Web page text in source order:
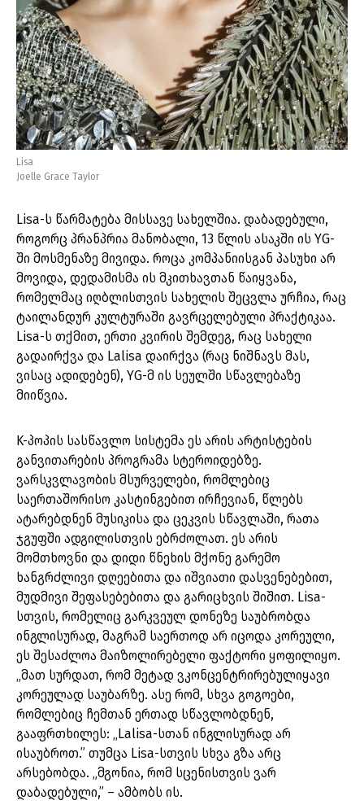
Lisa
Joelle Grace Taylor
Lisa-ს წარმატება მისსავე სახელშია. დაბადებული,
როგორც პრანპრია მანობალი, 13 წლის ასაკში ის YG-
ში მოსმენაზე მივიდა. როცა კომპანიისგან პასუხი არ
მოვიდა, დედამისმა ის მკითხავთან წაიყვანა,
რომელმაც იღბლისთვის სახელის შეცვლა ურჩია, რაც
ტაილანდურ კულტურაში გავრცელებული პრაქტიკაა.
Lisa-ს თქმით, ერთი კვირის შემდეგ, რაც სახელი
გადაირქვა და Lalisa დაირქვა (რაც ნიშნავს მას,
ვისაც ადიდებენ), YG-მ ის სეულში სწავლებაზე
მიიწვია.
K-პოპის სასწავლო სისტემა ეს არის არტისტების
განვითარების პროგრამა სტეროიდებზე.
ვარსკვლავობის მსურველები, რომლებიც
საერთაშორისო კასტინგებით ირჩევიან, წლებს
ატარებდნენ მუსიკისა და ცეკვის სწავლაში, რათა
ჯგუფში ადგილისთვის ებრძოლათ. ეს არის
მომთხოვნი და დიდი წნეხის მქონე გარემო
ხანგრძლივი დღეებითა და იშვიათი დასვენებებით,
მუდმივი შეფასებებითა და გარიცხვის შიშით. Lisa-
სთვის, რომელიც გარკვეულ დონეზე საუბრობდა
ინგლისურად, მაგრამ საერთოდ არ იცოდა კორეული,
ეს შესაძლოა მაიზოლირებელი ფაქტორი ყოფილიყო.
„მათ სურდათ, რომ მეტად ვკონცენტრირებულიყავი
კორეულად საუბარზე. ასე რომ, სხვა გოგოები,
რომლებიც ჩემთან ერთად სწავლობდნენ,
გააფრთხილეს: „Lalisa-სთან ინგლისურად არ
ისაუბროთ.” თუმცა Lisa-სთვის სხვა გზა არც
არსებობდა. „მგონია, რომ სცენისთვის ვარ
დაბადებული,” – ამბობს ის.